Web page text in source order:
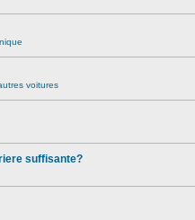
voitures
suffisante?